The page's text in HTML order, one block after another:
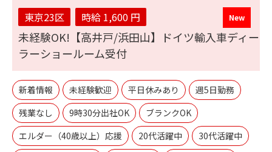
東京23区 時給 1,600 円
未経験OK!【高井戸/浜田山】ドイツ輸入車ディー
ラーショールーム受付
新着情報 未経験歓迎 平日休みあり
週5日勤務
残業なし
9時30分出社OK
ブランクOK
エルダー（40歳以上）応援
20代活躍中
30代活躍中